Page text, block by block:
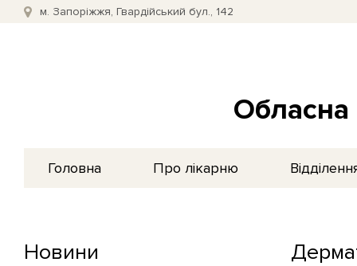
м. Запоріжжя, Гвардійський бул., 142
Обласна
Головна Про лікарню
Новини